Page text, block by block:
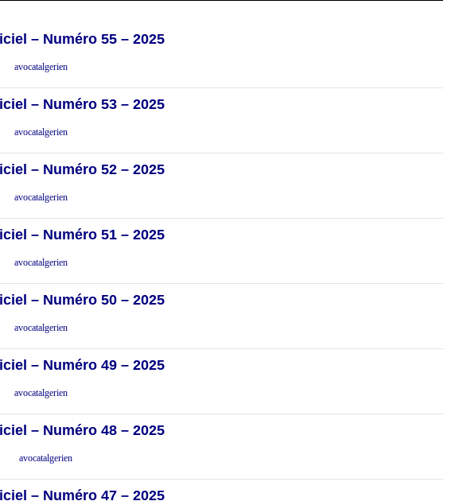
– Numéro 55 – 2025
avocatalgerien
– Numéro 53 – 2025
avocatalgerien
– Numéro 52 – 2025
avocatalgerien
– Numéro 51 – 2025
avocatalgerien
– Numéro 50 – 2025
avocatalgerien
– Numéro 49 – 2025
avocatalgerien
– Numéro 48 – 2025
avocatalgerien
– Numéro 47 – 2025